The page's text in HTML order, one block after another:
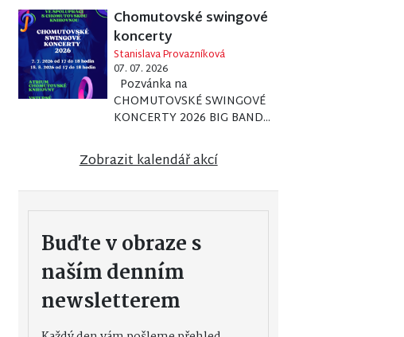
Chomutovské swingové
koncerty
Stanislava Provazníková
07. 07. 2026
Pozvánka na
CHOMUTOVSKÉ SWINGOVÉ
KONCERTY 2026 BIG BAND...
Zobrazit kalendář akcí
Buďte v obraze s
naším denním
newsletterem